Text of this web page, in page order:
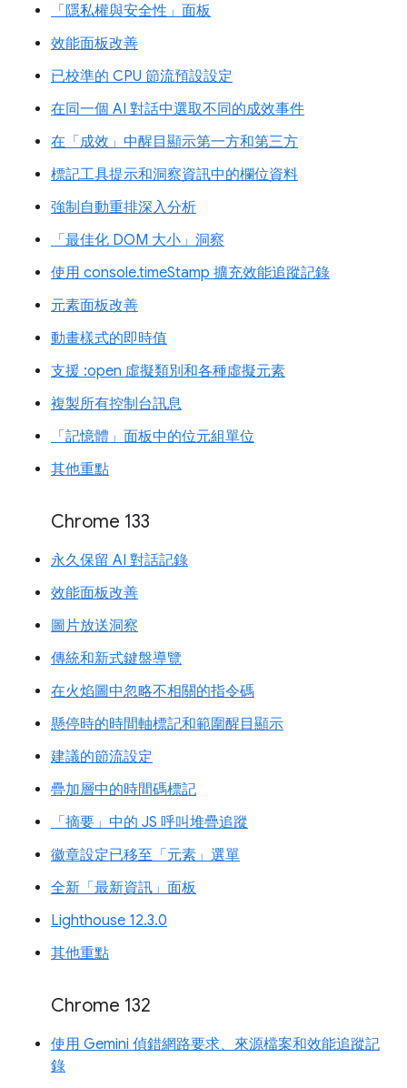
「隱私權與安全性」面板
效能面板改善
已校準的 CPU 節流預設設定
在同一個 AI 對話中選取不同的成效事件
在「成效」中醒目顯示第一方和第三方
標記工具提示和洞察資訊中的欄位資料
強制自動重排深入分析
「最佳化 DOM 大小」洞察
使用 console.timeStamp 擴充效能追蹤記錄
元素面板改善
動畫樣式的即時值
支援 :open 虛擬類別和各種虛擬元素
複製所有控制台訊息
「記憶體」面板中的位元組單位
其他重點
Chrome 133
永久保留 AI 對話記錄
效能面板改善
圖片放送洞察
傳統和新式鍵盤導覽
在火焰圖中忽略不相關的指令碼
懸停時的時間軸標記和範圍醒目顯示
建議的節流設定
疊加層中的時間碼標記
「摘要」中的 JS 呼叫堆疊追蹤
徽章設定已移至「元素」選單
全新「最新資訊」面板
Lighthouse 12.3.0
其他重點
Chrome 132
使用 Gemini 偵錯網路要求、來源檔案和效能追蹤記
錄